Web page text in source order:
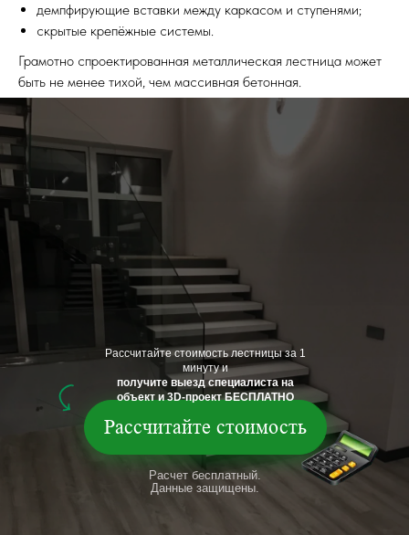
демпфирующие вставки между каркасом и ступенями;
скрытые крепёжные системы.
Грамотно спроектированная металлическая лестница может
быть не менее тихой, чем массивная бетонная.
Рассчитайте стоимость
Расчет бесплатный.
Данные защищены.
Рассчитайте стоимость лестницы за 1
минуту и
получите выезд специалиста на
объект и 3D-проект БЕСПЛАТНО